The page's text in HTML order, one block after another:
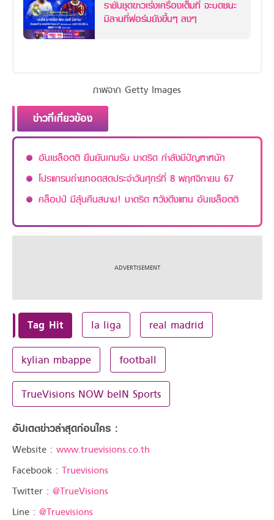
ราชันชุดขาวเร่งเครื่องเต็มที่ จะบดชนะ
มิลานที่ฟอร์มยังขึ้นๆ ลงๆ
ภาพจาก Getty Images
ข่าวที่เกี่ยวข้อง
อันเชล็อตติ ยืนยันเกมรับ มาดริด กำลังมีปัญหาหนัก
โปรแกรมถ่ายทอดสดประจำวันศุกร์ที่ 8 พฤศจิกายน 67
คล็อปป์ มีลุ้นคืนสนาม! มาดริด หวังดึงแทน อันเชล็อตติ
Tag Hit la liga real madrid
kylian mbappe football
TrueVisions NOW beIN Sports
อัปเดตข่าวล่าสุดก่อนใคร :
Website : www.truevisions.co.th
Facebook : Truevisions
Twitter : @TrueVisions
Line : @Truevisions